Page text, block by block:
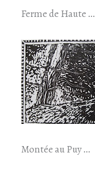
Ferme de Haute …
Montée au Puy …